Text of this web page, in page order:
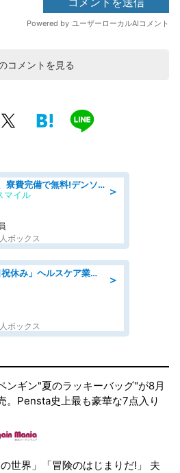
コメントを見る
＞
入社特典58万円、寮費完備で無料!デンソーで働こう!自動車工場で小型部品の検査業務 denso aichi
マイル
ボックス
＞
08月開始/「土日祝休み」ヘルスケア業界の産業保健師/高時給/未経験OK/要資格:保健師、正看護師
ボックス
ンギン"夏のラッキーバッグ"が8月
。Pensta史上最も豪華な7点入り
の世界」「冒険のはじまりだ!」 夫